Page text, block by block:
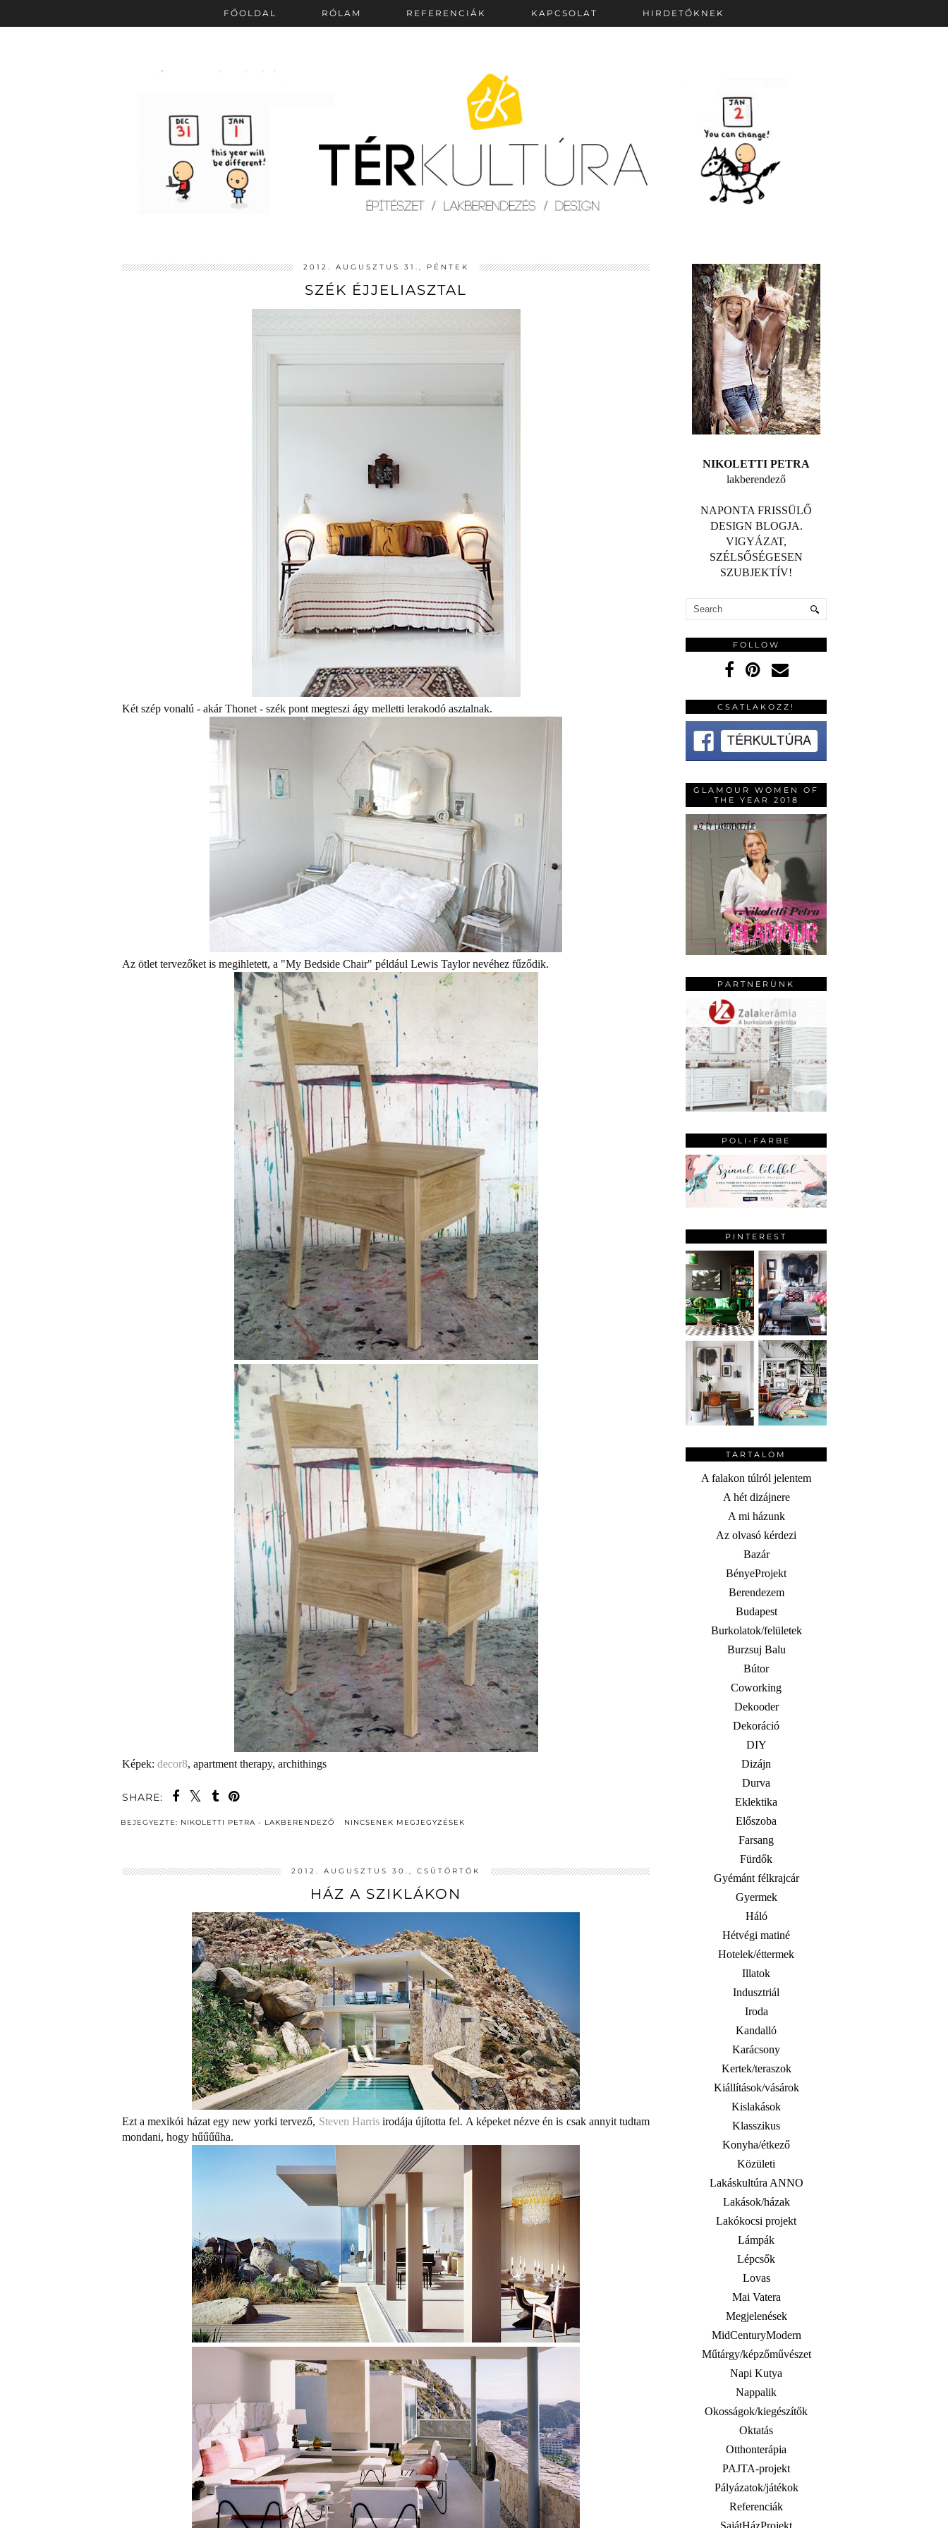
FŐOLDAL RÓLAM REFERENCIÁK KAPCSOLAT HIRDETŐKNEK
2012. AUGUSZTUS 31., PÉNTEK
SZÉK ÉJJELIASZTAL
Két szép vonalú - akár Thonet - szék pont megteszi ágy melletti lerakodó asztalnak.
Az ötlet tervezőket is megihletett, a "My Bedside Chair" például Lewis Taylor nevéhez fűződik.
Képek: decor8, apartment therapy, archithings
SHARE:
BEJEGYEZTE: NIKOLETTI PETRA - LAKBERENDEZŐ NINCSENEK MEGJEGYZÉSEK
2012. AUGUSZTUS 30., CSÜTÖRTÖK
HÁZ A SZIKLÁKON
Ezt a mexikói házat egy new yorki tervező, Steven Harrisirodája újította fel. A képeket nézve én is csak annyit tudtam
mondani, hogy hűűűűha.
NIKOLETTI PETRA
lakberendező
NAPONTA FRISSÜLŐ
DESIGN BLOGJA.
VIGYÁZAT,
SZÉLSŐSÉGESEN
SZUBJEKTÍV!
FOLLOW
CSATLAKOZZ!
GLAMOUR WOMEN OF
THE YEAR 2018
PARTNERÜNK
POLI-FARBE
PINTEREST
TARTALOM
A falakon túlról jelentem
A hét dizájnere
A mi házunk
Az olvasó kérdezi
Bazár
BényeProjekt
Berendezem
Budapest
Burkolatok/felületek
Burzsuj Balu
Bútor
Coworking
Dekooder
Dekoráció
DIY
Dizájn
Durva
Eklektika
Előszoba
Farsang
Fürdők
Gyémánt félkrajcár
Gyermek
Háló
Hétvégi matiné
Hotelek/éttermek
Illatok
Indusztriál
Iroda
Kandalló
Karácsony
Kertek/teraszok
Kiállítások/vásárok
Kislakások
Klasszikus
Konyha/étkező
Közületi
Lakáskultúra ANNO
Lakások/házak
Lakókocsi projekt
Lámpák
Lépcsők
Lovas
Mai Vatera
Megjelenések
MidCenturyModern
Műtárgy/képzőművészet
Napi Kutya
Nappalik
Okosságok/kiegészítők
Oktatás
Otthonterápia
PAJTA-projekt
Pályázatok/játékok
Referenciák